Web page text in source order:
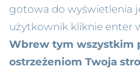
gotowa do wyświetlenia
użytkownik kliknie enter
Wbrew tym wszystkim
ostrzeżeniom Twoja